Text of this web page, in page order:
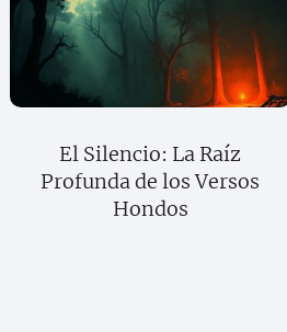
El Silencio: La Raíz
Profunda de los Versos
Hondos